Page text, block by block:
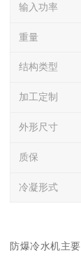
输入功率
重量
结构类型
加工定制
外形尺寸
质保
冷凝形式
防爆冷水机主